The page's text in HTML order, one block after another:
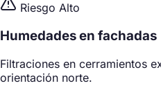
Riesgo Alto
Humedades en fachadas
Filtraciones en cerramientos
orientación norte.